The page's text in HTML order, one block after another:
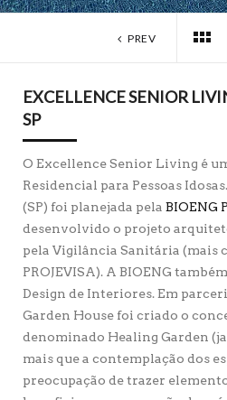
PREV
EXCELLENCE SENIOR
SP
O Excellence Senior Living é
Residencial para Pessoas
(SP) foi planejada pela BIOENG
desenvolvido o projeto
pela Vigilância Sanitária (mais
PROJEVISA). A BIOENG
Design de Interiores. Em
Garden House foi criado o
denominado Healing Garden
mais que a contemplação dos
preocupação de trazer